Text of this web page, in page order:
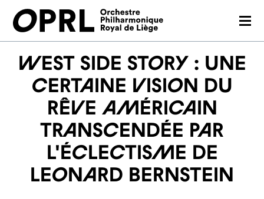
CONCERTS
SAISON 26-27
JEUNES PUBLICS
EN PRATIQUE
West Side Story : une
certaine vision du
rêve américain
transcendée par
l'éclectisme de
Leonard Bernstein